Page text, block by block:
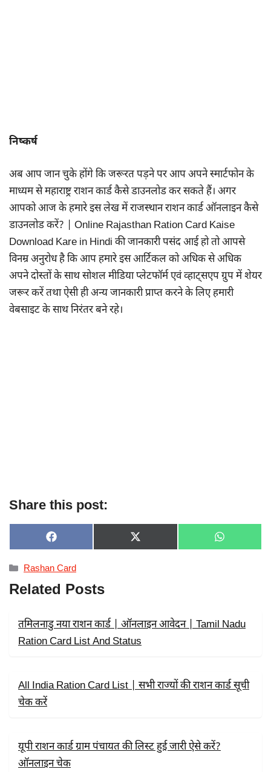
निष्कर्ष
अब आप जान चुके होंगे कि जरूरत पड़ने पर आप अपने स्मार्टफोन के
माध्यम से महाराष्ट्र राशन कार्ड कैसे डाउनलोड कर सकते हैं। अगर
आपको आज के हमारे इस लेख में राजस्थान राशन कार्ड ऑनलाइन कैसे
डाउनलोड करें? | Online Rajasthan Ration Card Kaise
Download Kare in Hindi की जानकारी पसंद आई हो तो आपसे
विनम्र अनुरोध है कि आप हमारे इस आर्टिकल को अधिक से अधिक
अपने दोस्तों के साथ सोशल मीडिया प्लेटफॉर्म एवं व्हाट्सएप ग्रुप में शेयर
जरूर करें तथा ऐसी ही अन्य जानकारी प्राप्त करने के लिए हमारी
वेबसाइट के साथ निरंतर बने रहे।
Share this post:
SHARE
ON
F
A
C
E
B
O
SHARE
ON
X
(
R
SHARE
ON
W
H
Categories
Rashan Card
Related Posts
तमिलनाडु नया राशन कार्ड | ऑनलाइन आवेदन | Tamil Nadu
Ration Card List And Status
All India Ration Card List | सभी राज्यों की राशन कार्ड सूची
चेक करें
यूपी राशन कार्ड ग्राम पंचायत की लिस्ट हुई जारी ऐसे करें?
ऑनलाइन चेक